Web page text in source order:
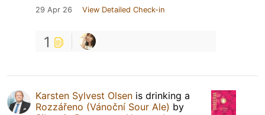
29 Apr 26 View Detailed Check-in
1
Karsten Sylvest Olsen is drinking a
Rozzářeno (Vánoční Sour Ale) by